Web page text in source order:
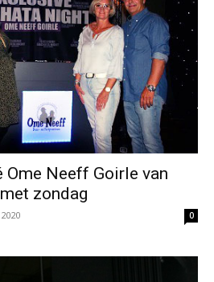
Ome Neeff Goirle van
zondag
0